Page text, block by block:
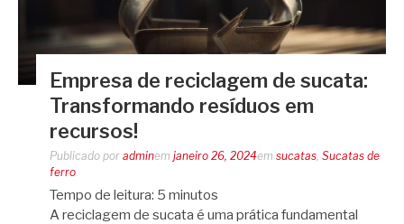
Empresa de reciclagem de sucata:
Transformando resíduos em
recursos!
Publicado por adminem janeiro 26, 2024em sucatas Sucatas de
ferro
Tempo de leitura: 5 minutos
A reciclagem de sucata é uma prática fundamental